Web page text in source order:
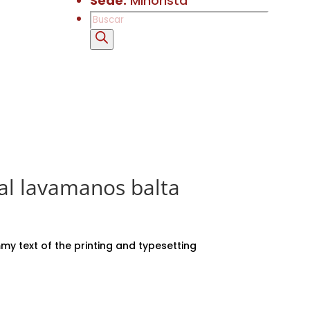
Búsqueda
de
productos
lavamanos balta
text of the printing and typesetting